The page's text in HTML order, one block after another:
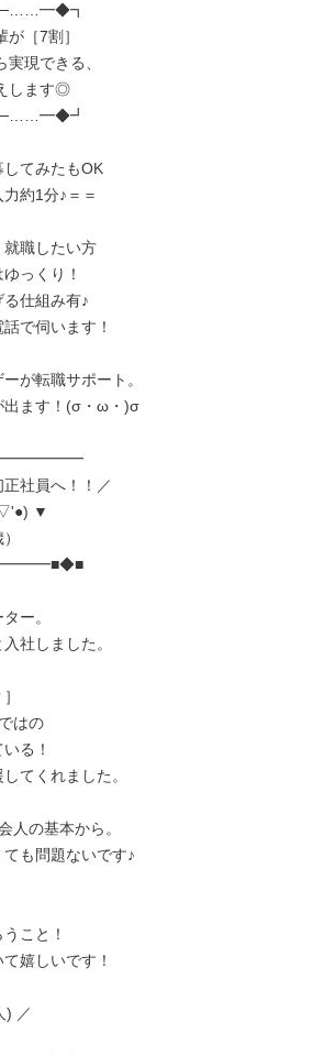
してみたもOK
約1分♪＝＝
就職したい方
っくり！
る仕組み有♪
で伺います！
が転職サポート。
出ます！(σ・ω・)σ
社員へ！！／
▼
ー。
社しました。
はの
る！
てくれました。
人の基本から。
も問題ないです♪
こと！
嬉しいです！
) ／